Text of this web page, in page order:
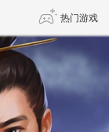
热门游戏
DNF 传奇4